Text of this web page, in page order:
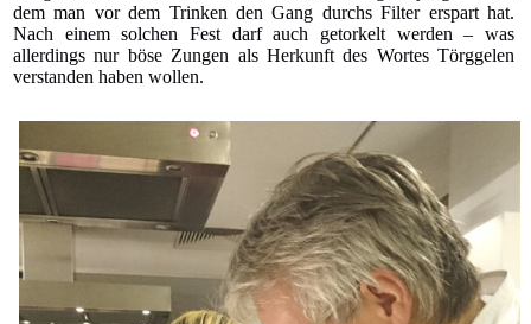
dem man vor dem Trinken den Gang durchs Filter erspart hat.
Nach einem solchen Fest darf auch getorkelt werden – was
allerdings nur böse Zungen als Herkunft des Wortes Törggelen
verstanden haben wollen.